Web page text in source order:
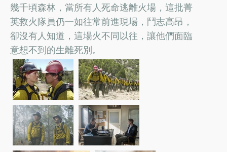
幾千頃森林，當所有人死命逃離火場，這批菁
英救火隊員仍一如往常前進現場，鬥志高昂，
卻沒有人知道，這場火不同以往，讓他們面臨
意想不到的生離死別。